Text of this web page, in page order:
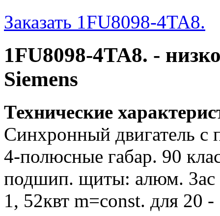
Заказать 1FU8098-4TA8.
1FU8098-4TA8. -
Siemens
Технические
Синхронный двигатель с
4-полюсные габар. 90
подшип. щиты: алюм. 3ac
1, 52квт m=const. для 20